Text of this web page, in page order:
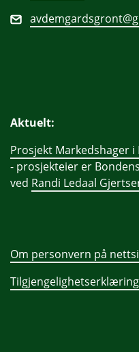
Aktuelt:
Prosjekt Markedshager
- prosjekteier er
ved Randi Ledaal
Om personvern på